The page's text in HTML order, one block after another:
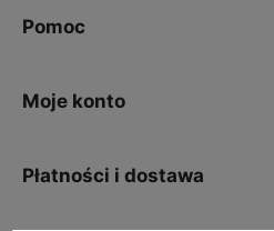
Pomoc
Moje konto
Płatności i dostawa